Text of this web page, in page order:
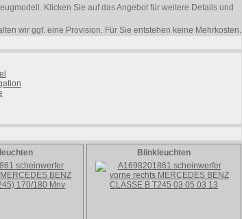
Klicken Sie auf das Angebot für weitere Details und
wir ggf. eine Provision. Für Sie entstehen keine Mehrkosten.
Blinkleuchten